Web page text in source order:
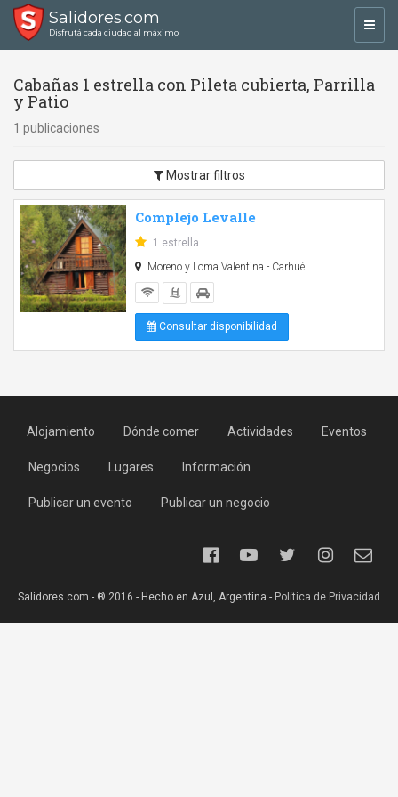
Salidores.com
Disfrutá cada ciudad al máximo
Cabañas 1 estrella con Pileta cubierta, Parrilla
y Patio
1 publicaciones
Mostrar filtros
Complejo Levalle
1 estrella
Moreno y Loma Valentina - Carhué
Consultar disponibilidad
Alojamiento Dónde comer Actividades Eventos
Negocios Lugares Información
Publicar un evento Publicar un negocio
Salidores.com - ® 2016 - Hecho en Azul, Argentina - Política de Privacidad